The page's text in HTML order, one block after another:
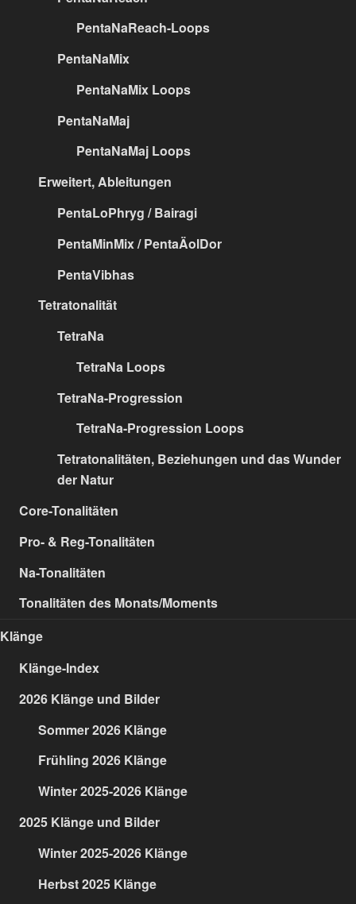
PentaNaReach-Loops
PentaNaMix
PentaNaMix Loops
PentaNaMaj
PentaNaMaj Loops
Erweitert, Ableitungen
PentaLoPhryg / Bairagi
PentaMinMix / PentaÄolDor
PentaVibhas
Tetratonalität
TetraNa
TetraNa Loops
TetraNa-Progression
TetraNa-Progression Loops
Tetratonalitäten, Beziehungen und das Wunder
der Natur
Core-Tonalitäten
Pro- & Reg-Tonalitäten
Na-Tonalitäten
Tonalitäten des Monats/Moments
Klänge
Klänge-Index
2026 Klänge und Bilder
Sommer 2026 Klänge
Frühling 2026 Klänge
Winter 2025-2026 Klänge
2025 Klänge und Bilder
Winter 2025-2026 Klänge
Herbst 2025 Klänge